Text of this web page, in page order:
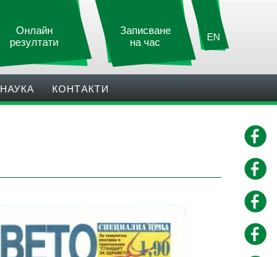
EN
Записване
на час
Онлайн
резултати
НАУКА КОНТАКТИ